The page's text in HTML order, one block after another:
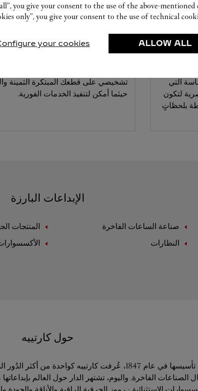
الذي
التي
لتكون
بلحظاتٍ
ورشة صناعة الساعات
تشخيصي على قطعك المبتكرة الثمينة
حيثما أمكن لتنفيذ الخدمات الفورية.
الإبداعات البارزة
صناعة الساعات الفاخرة المنتجات
النظارات
حول كارتييه
منذ تأسيسها في عام 1847، عُرفت كارتييه كواحدة من
الصناعات الفاخرة. واليوم، تشتهر الدار حول العالم
you give your consent to the use of the above-mentioned
only”, you give your consent to the use of technical
ALLOW ALL
your cookies